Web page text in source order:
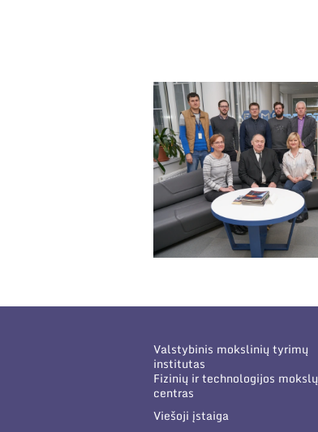
Valstybinis mokslinių tyrimų
institutas
Fizinių ir technologijos mokslų
centras
Viešoji įstaiga